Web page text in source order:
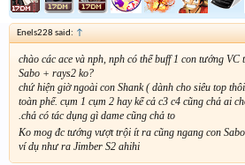
Enels228 said: ↑
chào các ace và nph, nph có thể buff 1 con tướng
Sabo + rays2 ko?
chứ hiện giờ ngoài con Shank ( dành cho siêu top
toàn phế. cụm 1 cụm 2 hay kể cả c3 c4 cũng chả ai
.chả có tác dụng gì dame cũng chả to
Ko mog đc tướng vượt trội ít ra cũng ngang con
ví dụ như ra Jimber S2 ahihi